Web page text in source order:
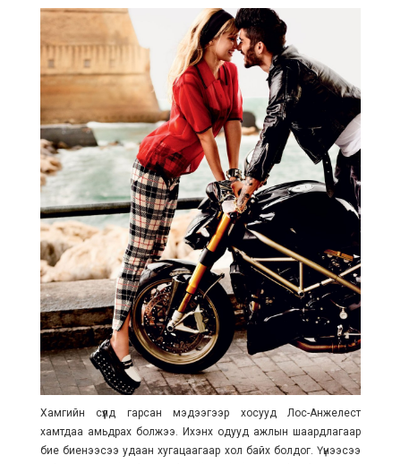
Хамгийн сүүлд гарсан мэдээгээр хосууд Лос-Анжелест
хамтдаа амьдрах болжээ. Ихэнх одууд ажлын шаардлагаар
бие биенээсээ удаан хугацаагаар хол байх болдог. Үүнээсээ